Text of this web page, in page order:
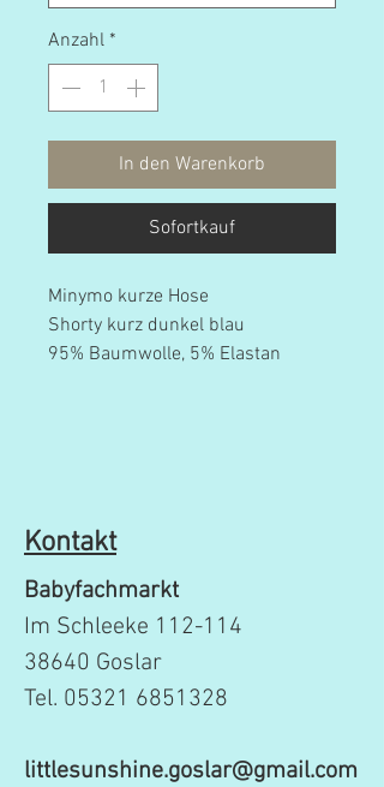
Anzahl *
In den Warenkorb
Sofortkauf
Minymo kurze Hose
Shorty kurz dunkel blau
95% Baumwolle, 5% Elastan
Kontakt
Babyfachmarkt
Im Schleeke 112-114
38640 Goslar
Tel. 05321 6851328
littlesunshine.goslar@gmail.com